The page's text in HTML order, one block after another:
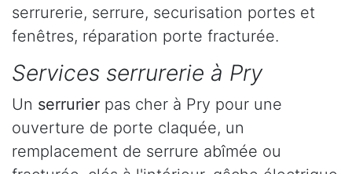
serrurerie, serrure, securisation portes et
fenêtres, réparation porte fracturée.
Services serrurerie à Pry
Un serrurier pas cher à Pry pour une
ouverture de porte claquée, un
remplacement de serrure abîmée ou